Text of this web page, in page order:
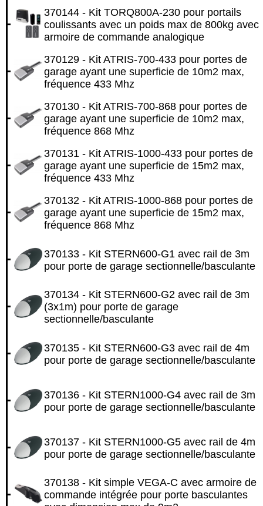
370144 - Kit TORQ800A-230 pour portails
coulissants avec un poids max de 800kg avec
armoire de commande analogique
370129 - Kit ATRIS-700-433 pour portes de
garage ayant une superficie de 10m2 max,
fréquence 433 Mhz
370130 - Kit ATRIS-700-868 pour portes de
garage ayant une superficie de 10m2 max,
fréquence 868 Mhz
370131 - Kit ATRIS-1000-433 pour portes de
garage ayant une superficie de 15m2 max,
fréquence 433 Mhz
370132 - Kit ATRIS-1000-868 pour portes de
garage ayant une superficie de 15m2 max,
fréquence 868 Mhz
370133 - Kit STERN600-G1 avec rail de 3m
pour porte de garage sectionnelle/basculante
370134 - Kit STERN600-G2 avec rail de 3m
(3x1m) pour porte de garage
sectionnelle/basculante
370135 - Kit STERN600-G3 avec rail de 4m
pour porte de garage sectionnelle/basculante
370136 - Kit STERN1000-G4 avec rail de 3m
pour porte de garage sectionnelle/basculante
370137 - Kit STERN1000-G5 avec rail de 4m
pour porte de garage sectionnelle/basculante
370138 - Kit simple VEGA-C avec armoire de
commande intégrée pour porte basculantes